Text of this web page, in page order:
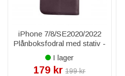
iPhone 7/8/SE2020/2022
Plånboksfodral med stativ -
Mörklila
I lager
179 kr 199 kr